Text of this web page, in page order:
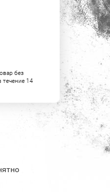
без
течение 14